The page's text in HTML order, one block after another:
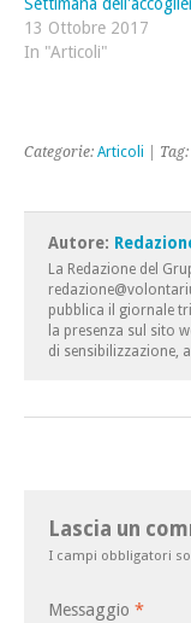
13 Ottobre 2017
In "Articoli"
Categorie: Articoli | Tag:
Autore:
La Redazione del
pubblica il giornale
la presenza sul sito
di sensibilizzazione,
Lascia un
I campi obbligatori
Messaggio *